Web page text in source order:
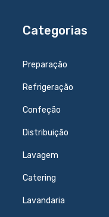
Categorias
Preparação
Refrigeração
Confeção
Distribuição
Lavagem
Catering
Lavandaria